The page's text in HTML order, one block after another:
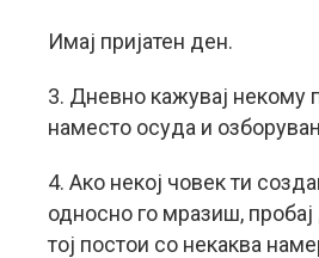
Имај пријатен ден.
3. Дневно кажувај некому
наместо осуда и
4. Ако некој човек ти
односно го мразиш,
тој постои со некаква